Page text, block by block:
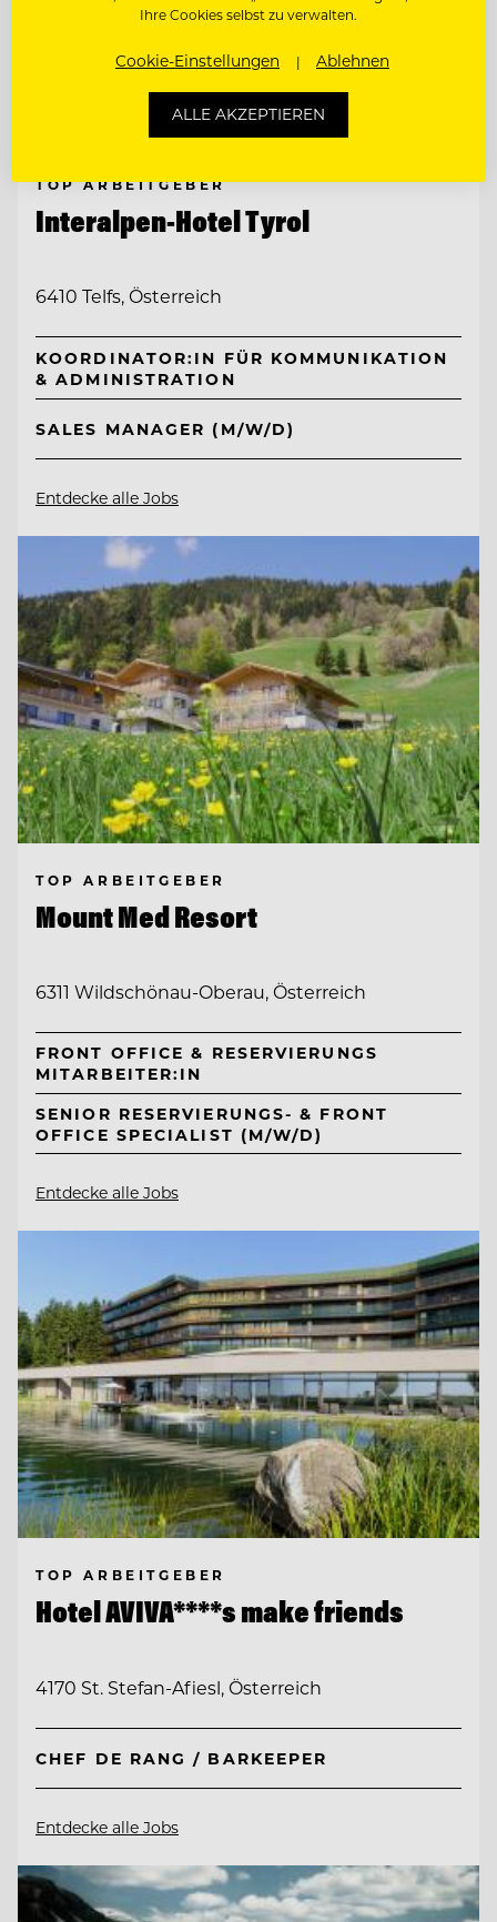
TOP ARBEITGEBER
Interalpen-Hotel Tyrol
6410 Telfs, Österreich
KOORDINATOR:IN FÜR KOMMUNIKATION
& ADMINISTRATION
SALES MANAGER (M/W/D)
Entdecke alle Jobs
TOP ARBEITGEBER
Mount Med Resort
6311 Wildschönau-Oberau, Österreich
FRONT OFFICE & RESERVIERUNGS
MITARBEITER:IN
SENIOR RESERVIERUNGS- & FRONT
OFFICE SPECIALIST (M/W/D)
Entdecke alle Jobs
TOP ARBEITGEBER
Hotel AVIVA****s make friends
4170 St. Stefan-Afiesl, Österreich
CHEF DE RANG / BARKEEPER
Entdecke alle Jobs
Ihre Cookies selbst zu verwalten.
Cookie-Einstellungen Ablehnen
ALLE AKZEPTIEREN